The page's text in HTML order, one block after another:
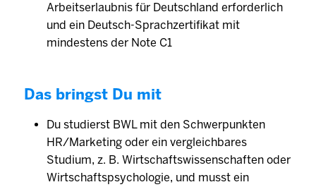
Arbeitserlaubnis für Deutschland erforderlich
und ein Deutsch-Sprachzertifikat mit
mindestens der Note C1
Das bringst Du mit
Du studierst BWL mit den Schwerpunkten
HR/Marketing oder ein vergleichbares
Studium, z. B. Wirtschaftswissenschaften oder
Wirtschaftspsychologie, und musst ein